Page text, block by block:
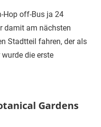
Hop off-Bus ja 24
damit am nächsten
Stadtteil fahren, der als
die erste
Gardens